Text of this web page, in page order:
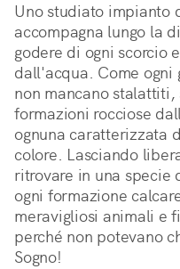
Uno studiato impianto
accompagna lungo la
godere di ogni scorcio
dall'acqua. Come
non mancano
formazioni rocciose
ognuna caratterizzata
colore. Lasciando
ritrovare in una specie
ogni formazione
meravigliosi animali e
perché non potevano
Sogno!